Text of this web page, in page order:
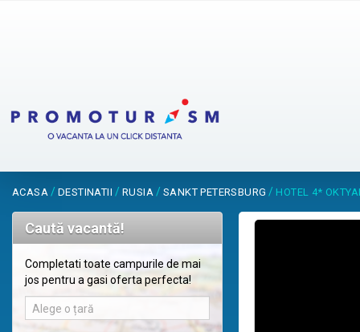
ACASA / DESTINATII / RUSIA / SANKT PETERSBURG / HOTEL 4*
Caută vacantă!
Completati toate campurile de mai
jos pentru a gasi oferta perfecta!
Alege o țară